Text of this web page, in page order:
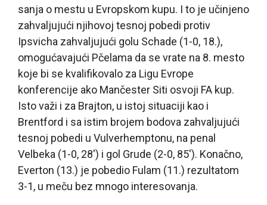
sanja o mestu u Evropskom kupu. I to je učinjeno
zahvaljujući njihovoj tesnoj pobedi protiv
Ipsvicha zahvaljujući golu Schade (1-0, 18.),
omogućavajući Pčelama da se vrate na 8. mesto
koje bi se kvalifikovalo za Ligu Evrope
konferencije ako Mančester Siti osvoji FA kup.
Isto važi i za Brajton, u istoj situaciji kao i
Brentford i sa istim brojem bodova zahvaljujući
tesnoj pobedi u Vulverhemptonu, na penal
Velbeka (1-0, 28′) i gol Grude (2-0, 85′). Konačno,
Everton (13.) je pobedio Fulam (11.) rezultatom
3-1, u meču bez mnogo interesovanja.